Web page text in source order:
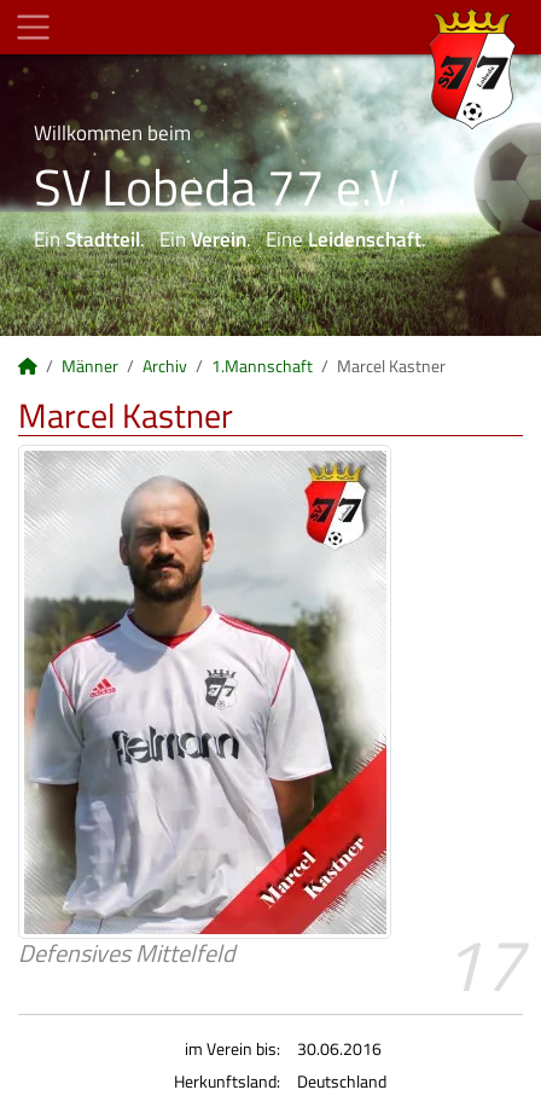
Willkommen beim
SV Lobeda 77 e.V.
EinStadtteil. EinVerein. EineLeidenschaft.
Männer Archiv 1.Mannschaft Marcel Kastner
Marcel Kastner
17
Defensives Mittelfeld
im Verein bis:
30.06.2016
Herkunftsland:
Deutschland